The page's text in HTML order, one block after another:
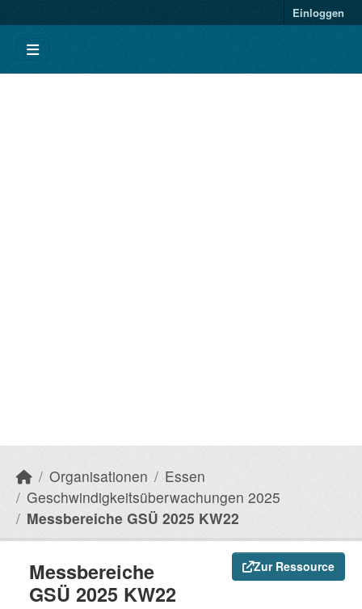
Einloggen
Organisationen
Essen
Geschwindigkeitsüberwachungen 2025
Messbereiche GSÜ 2025 KW22
Zur Ressource
Messbereiche
GSÜ 2025 KW22